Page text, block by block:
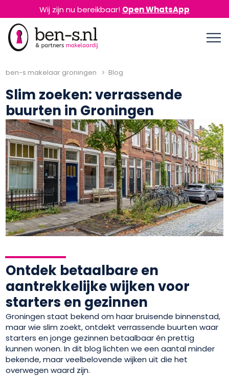
Wij zijn nu bereikbaar! Open WhatsApp
ben-s makelaar groningen Blog
Slim zoeken: verrassende
buurten in Groningen
Ontdek betaalbare en
aantrekkelijke wijken voor
starters en gezinnen
Groningen staat bekend om haar bruisende binnenstad,
maar wie slim zoekt, ontdekt verrassende buurten waar
starters en jonge gezinnen betaalbaar én prettig
kunnen wonen. In dit blog lichten we een aantal minder
bekende, maar veelbelovende wijken uit die het
overwegen waard zijn.